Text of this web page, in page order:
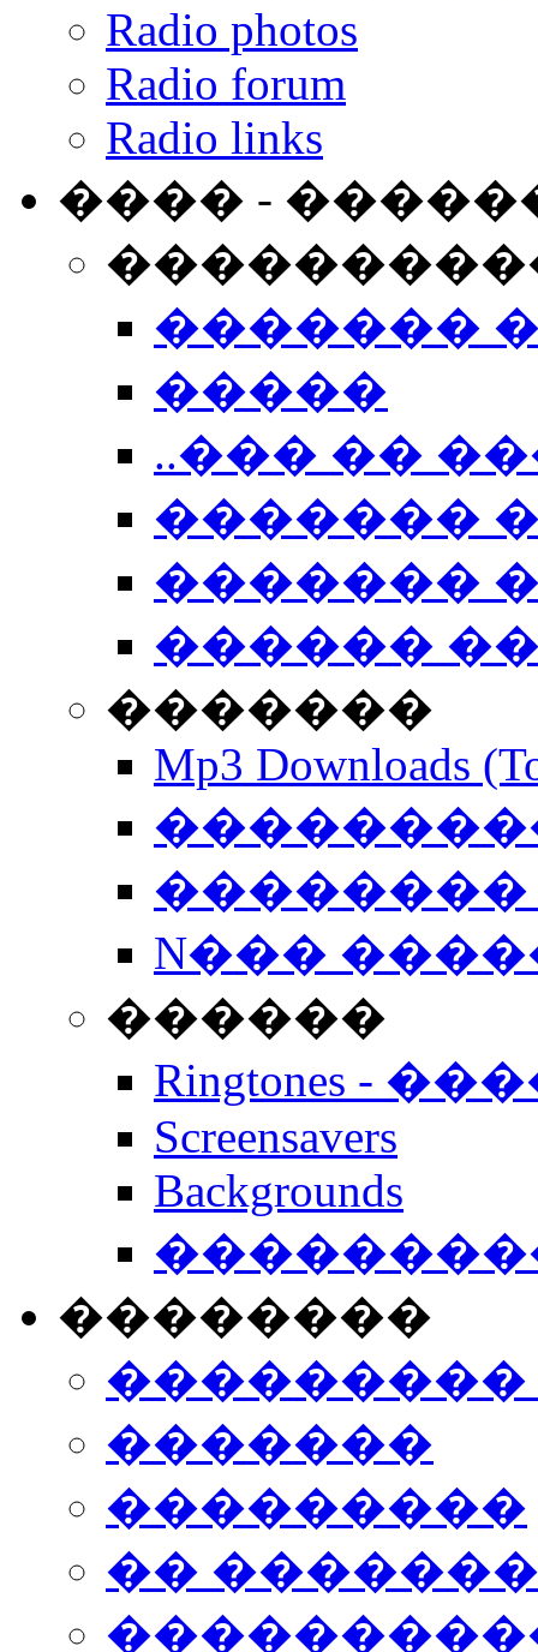
Radio photos
Radio forum
Radio links
���� -
�������
�����
..��� ��
�������
�������
������
�������
Mp3 Downloads
��������
N���
������
Ringtones -
Screensavers
Backgrounds
��������
���������
�������
���������
��